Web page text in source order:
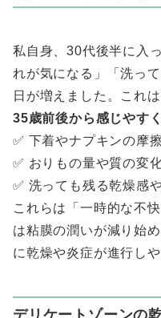
私自身、30代後半に入
れが気になる」「洗っ
日が増えました。これ
35歳前後から感じやす
✅ 下着やナプキンの摩
✅ おりもの量や質の変
✅ 洗っても残る乾燥感
これらは「一時的な不
は粘膜の潤いが減り始
に乾燥や炎症が進行し
デリケートゾーンの